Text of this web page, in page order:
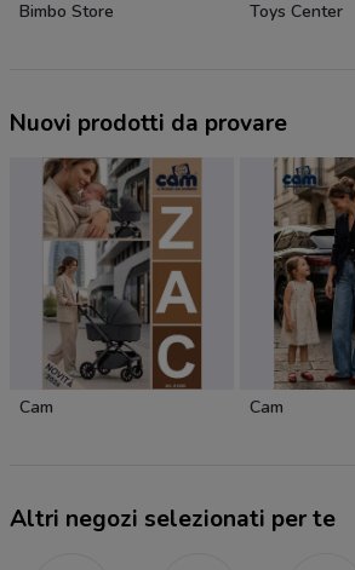
Bimbo Store Toys Center
Nuovi prodotti da provare
Cam Cam
Altri negozi selezionati per te